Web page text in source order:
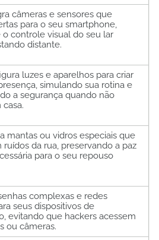
câmeras e sensores que
para o seu smartphone,
controle visual do seu lar
distante.
luzes e aparelhos para criar
simulando sua rotina e
a segurança quando não
mantas ou vidros especiais que
ruídos da rua, preservando a paz
para o seu repouso
complexas e redes
seus dispositivos de
evitando que hackers acessem
ou câmeras.